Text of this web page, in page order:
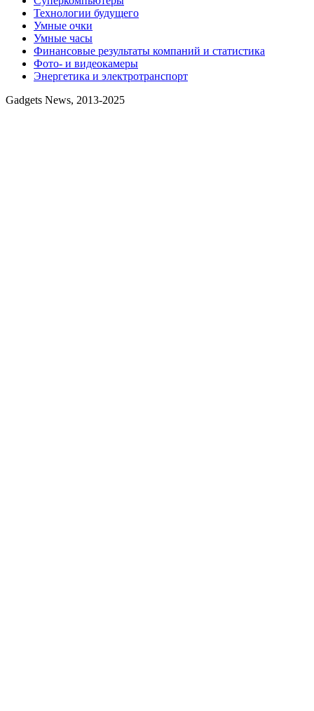
Технологии будущего
Умные очки
Умные часы
Финансовые результаты компаний и статистика
Фото- и видеокамеры
Энергетика и электротранспорт
Gadgets News, 2013-2025